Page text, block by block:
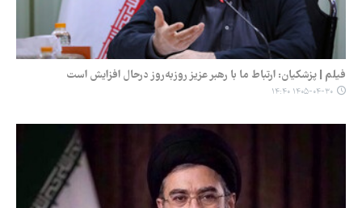
فیلم | پزشکیان: ارتباط ما با رهبر عزیز روزبه‌روز درحال افزایش است
۱۴۰۵-۰۴-۳۰ ۱۴:۴۰